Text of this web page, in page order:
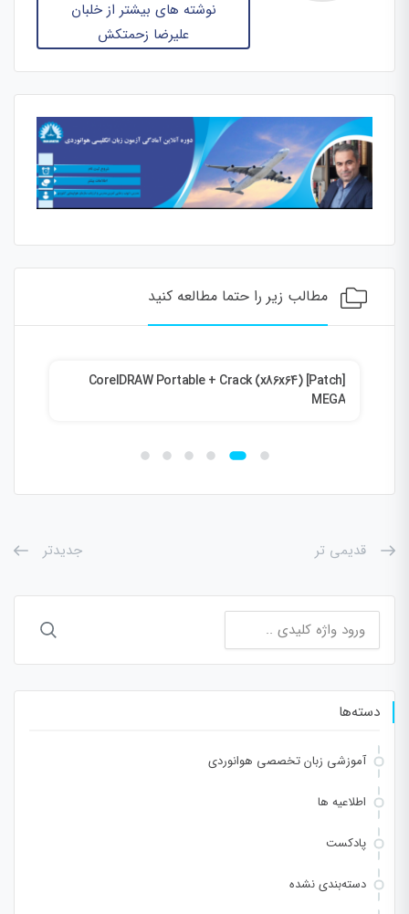
نوشته های بیشتر از خلبان
علیرضا زحمتکش
مطالب زیر را حتما مطالعه کنید
CorelDRAW Portable + Crack (x86x64) [Patch]
MEGA
قدیمی تر جدیدتر
برای:
دسته‌ها
آموزشی زبان تخصصی هوانوردی
اطلاعیه ها
پادکست
دسته‌بندی نشده